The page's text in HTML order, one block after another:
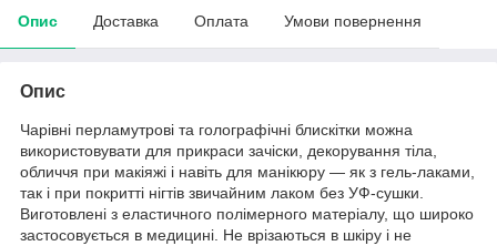
Опис Доставка Оплата Умови повернення
Опис
Чарівні перламутрові та голографічні блискітки можна
використовувати для прикраси зачіски, декорування тіла,
обличчя при макіяжі і навіть для манікюру — як з гель-лаками,
так і при покритті нігтів звичайним лаком без УФ-сушки.
Виготовлені з еластичного полімерного матеріалу, що широко
застосовується в медицині. Не врізаються в шкіру і не